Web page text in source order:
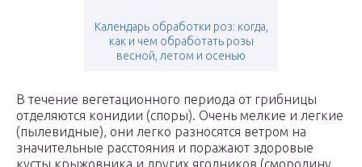
Календарь обработки роз: когда,
как и чем обработать розы
весной, летом и осенью
В течение вегетационного периода от грибницы
отделяются конидии (споры). Очень мелкие и легкие
(пылевидные), они легко разносятся ветром на
значительные расстояния и поражают здоровые
кусты крыжовника и других ягодников (смородину